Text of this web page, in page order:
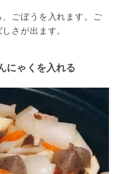
ごぼうを入れます。ご
さが出ます。
にゃくを入れる